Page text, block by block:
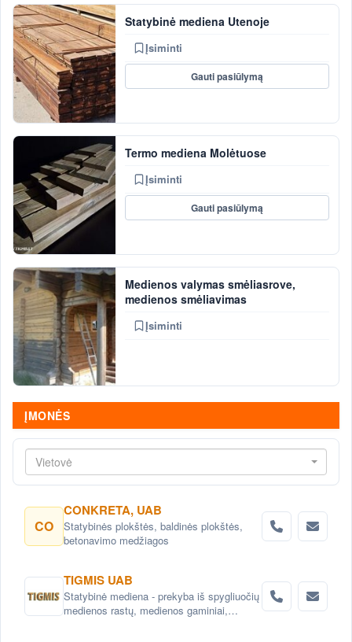
Statybinė mediena Utenoje
Įsiminti
Gauti pasiūlymą
Termo mediena Molėtuose
Įsiminti
Gauti pasiūlymą
Medienos valymas smėliasrove,
medienos smėliavimas
Įsiminti
ĮMONĖS
Vietovė
CO
CONKRETA, UAB
Statybinės plokštės, baldinės plokštės,
betonavimo medžiagos
TIGMIS UAB
Statybinė mediena - prekyba iš spygliuočių
medienos rastų, medienos gaminiai,